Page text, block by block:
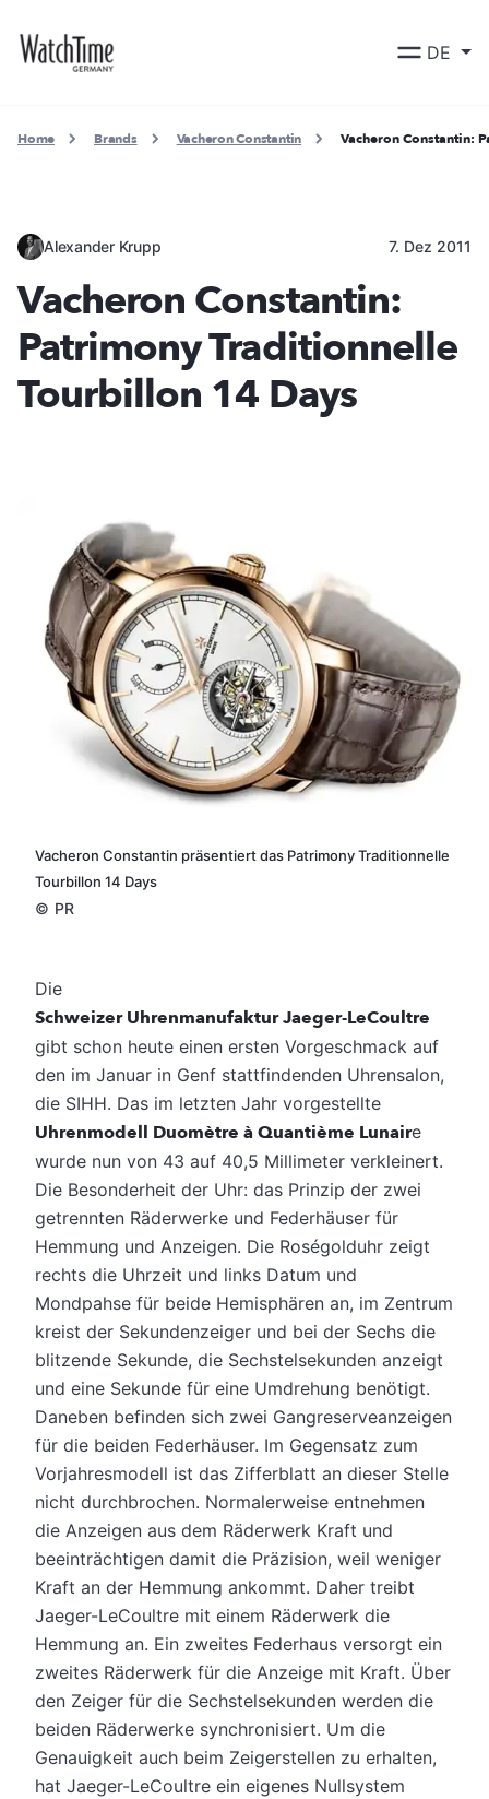
DE
Home Brands Vacheron Constantin Vacheron Constantin:
Alexander Krupp 7. Dez 2011
Vacheron Constantin:
Patrimony Traditionnelle
Tourbillon 14 Days
Vacheron Constantin präsentiert das Patrimony Traditionnelle
Tourbillon 14 Days
© PR
Die
Schweizer Uhrenmanufaktur Jaeger-LeCoultre
gibt schon heute einen ersten Vorgeschmack auf
den im Januar in Genf stattfindenden Uhrensalon,
die SIHH. Das im letzten Jahr vorgestellte
Uhrenmodell Duomètre à Quantième Lunaire
wurde nun von 43 auf 40,5 Millimeter verkleinert.
Die Besonderheit der Uhr: das Prinzip der zwei
getrennten Räderwerke und Federhäuser für
Hemmung und Anzeigen. Die Roségolduhr zeigt
rechts die Uhrzeit und links Datum und
Mondpahse für beide Hemisphären an, im Zentrum
kreist der Sekundenzeiger und bei der Sechs die
blitzende Sekunde, die Sechstelsekunden anzeigt
und eine Sekunde für eine Umdrehung benötigt.
Daneben befinden sich zwei Gangreserveanzeigen
für die beiden Federhäuser. Im Gegensatz zum
Vorjahresmodell ist das Zifferblatt an dieser Stelle
nicht durchbrochen. Normalerweise entnehmen
die Anzeigen aus dem Räderwerk Kraft und
beeinträchtigen damit die Präzision, weil weniger
Kraft an der Hemmung ankommt. Daher treibt
Jaeger-LeCoultre mit einem Räderwerk die
Hemmung an. Ein zweites Federhaus versorgt ein
zweites Räderwerk für die Anzeige mit Kraft. Über
den Zeiger für die Sechstelsekunden werden die
beiden Räderwerke synchronisiert. Um die
Genauigkeit auch beim Zeigerstellen zu erhalten,
hat Jaeger-LeCoultre ein eigenes Nullsystem